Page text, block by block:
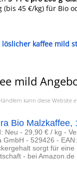
(bis 45 €/kg) für Bio
löslicher kaffee mild
mild
kann diese Website
Bio Malzkaffee,
Neu - 29,90 € / kg -
GmbH - 529426 -
sorgt für
- bei Amazon.de